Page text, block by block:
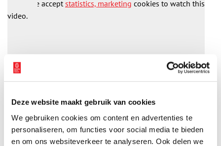
Deze website maakt gebruik van cookies
We gebruiken cookies om content en advertenties te
personaliseren, om functies voor social media te bieden
en om ons websiteverkeer te analyseren. Ook delen we
Please acceptstatistics, marketing cookies to watch this
video.
Vondst op vrijdag wordt samengesteld doorGuus van den Berg
archeoloog team Erfgoed, gemeente Alkmaar.